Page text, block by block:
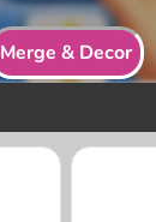
Merge & Decor